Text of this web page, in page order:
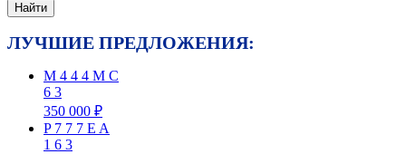
Найти
ЛУЧШИЕ ПРЕДЛОЖЕНИЯ:
M 4 4 4 M C
6 3
350 000 ₽
P 7 7 7 E A
1 6 3